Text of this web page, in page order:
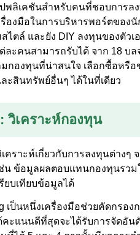
ปพลิเคชันสำหรับคนที่ชอบการ
องมือในการบริหารพอร์ตของ
ไตล์ และยัง DIY ลงทุนของตัว
ละคนสามารถรับได้ จาก 18 บล
องทุนที่น่าสนใจ เลือกซื้อหรือ
ะสินทรัพย์อื่นๆ ได้ในที่เดียว
: วิเคราะห์กองทุน
คราะห์เกี่ยวกับการลงทุนต่าง
น ข้อมูลผลตอบแทนกองทุนรวม
ยบเทียบข้อมูลได้
เป็นหนึ่งเครื่องมือช่วยคัดกรอ
ะแนนดีที่สุดจะได้รับการจัดอัน